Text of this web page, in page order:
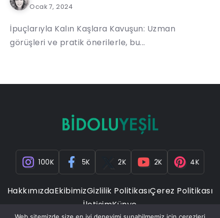
Ocak 7, 2024
İpuçlarıyla Kalın Kaşlara Kavuşun: Uzman
görüşleri ve pratik önerilerle, bu...
100K 5K 2K 2K 4K
HakkımızdaEkibimizGizlilik PolitikasıÇerez Politikası
İletişimKünye